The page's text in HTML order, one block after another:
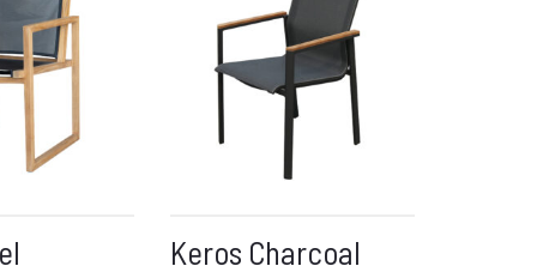
Keros Charcoal